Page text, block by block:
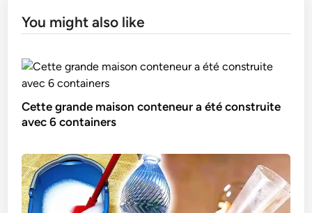
You might also like
Cette grande maison conteneur a été construite
avec 6 containers